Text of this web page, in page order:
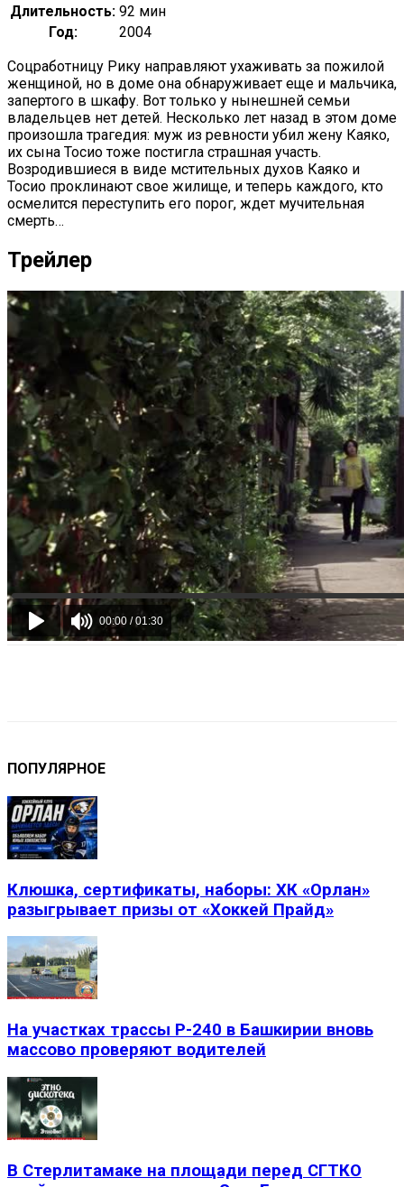
Длительность: 92 мин
Год:
2004
Соцработницу Рику направляют ухаживать за пожилой
женщиной, но в доме она обнаруживает еще и мальчика,
запертого в шкафу. Вот только у нынешней семьи
владельцев нет детей. Несколько лет назад в этом доме
произошла трагедия: муж из ревности убил жену Каяко,
их сына Тосио тоже постигла страшная участь.
Возродившиеся в виде мстительных духов Каяко и
Тосио проклинают свое жилище, и теперь каждого, кто
осмелится переступить его порог, ждет мучительная
смерть…
Трейлер
ПОПУЛЯРНОЕ
Клюшка, сертификаты, наборы: ХК «Орлан»
разыгрывает призы от «Хоккей Прайд»
На участках трассы Р-240 в Башкирии вновь
массово проверяют водителей
В Стерлитамаке на площади перед СГТКО